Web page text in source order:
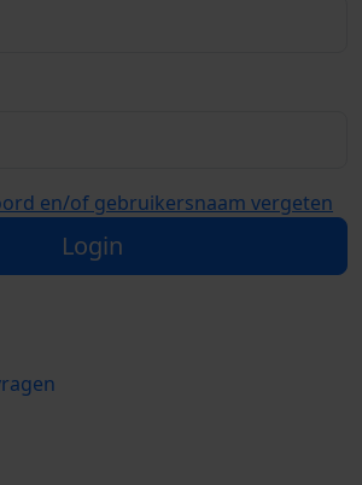
en/of gebruikersnaam vergeten
Login